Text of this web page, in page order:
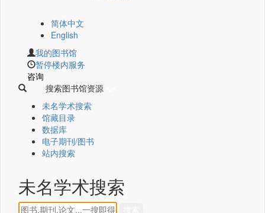
简体中文
English
我的图书馆
暂停楼内服务
咨询
搜索图书馆资源
未名学术搜索
馆藏目录
数据库
电子期刊/图书
站内搜索
未名学术搜索